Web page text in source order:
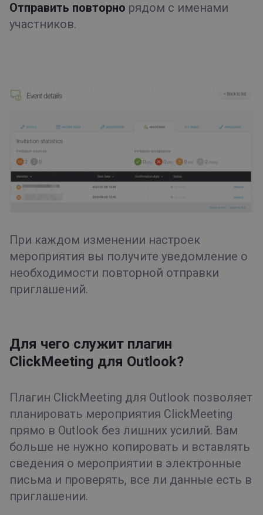
Отправить повторно рядом с именами
участников.
При каждом изменении настроек
мероприятия вы получите уведомление о
необходимости повторной отправки
приглашений.
Для чего служит плагин
ClickMeeting для Outlook?
Плагин ClickMeeting для Outlook позволяет
планировать мероприятия ClickMeeting
прямо в Outlook без лишних усилий. Вам
больше не нужно копировать и вставлять
сведения о мероприятии в электронные
письма и проверять, все ли данные есть в
приглашении.